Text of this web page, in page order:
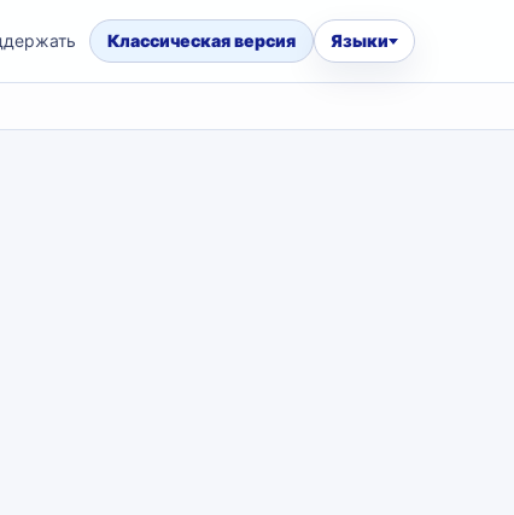
Классическая версия Языки